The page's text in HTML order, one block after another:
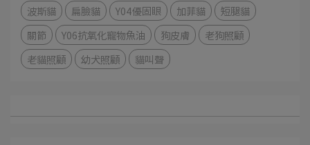
波斯貓
扁臉貓 Y04優固眼 加菲貓
短腿貓
關節
Y06抗氧化寵物魚油 狗皮膚
老狗照顧
老貓照顧
幼犬照顧 貓叫聲